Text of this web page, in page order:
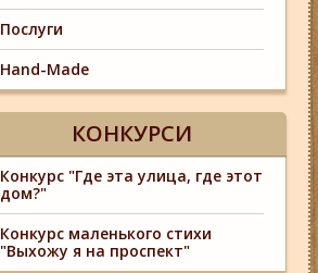
Послуги
Hand-Made
КОНКУРСИ
Конкурс "Где эта улица, где этот
дом?"
Конкурс маленького стихи
"Выхожу я на проспект"